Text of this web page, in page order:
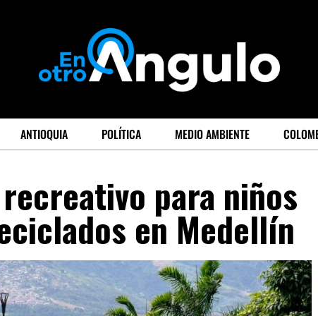
ANTIOQUIA POLÍTICA MEDIO AMBIENTE
para niños
en Medellín